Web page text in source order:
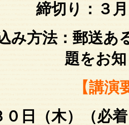
締切り：３
み方法：郵送あ
題をお
【講
０日（木）（必